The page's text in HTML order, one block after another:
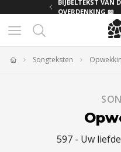
BIJBELTEKST VAN
OVERDENKING 📖
Songteksten
597- Uw